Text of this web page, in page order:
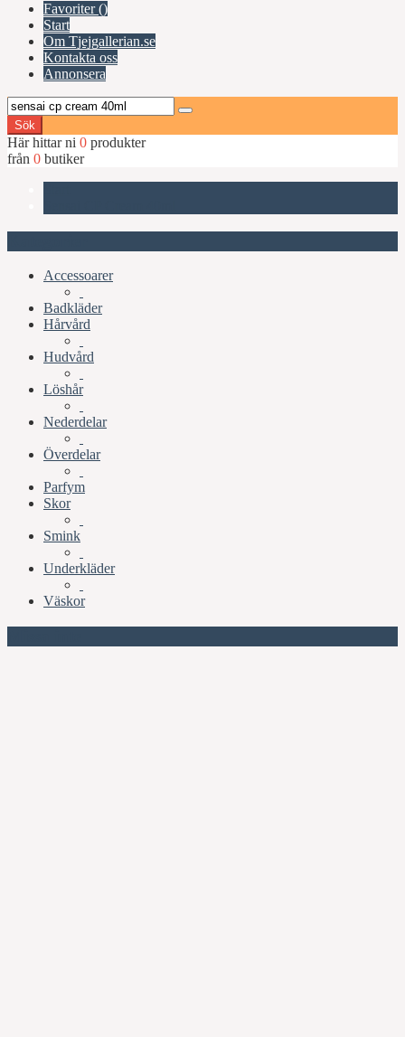
Favoriter ()
Start
Om Tjejgallerian.se
Kontakta oss
Annonsera
Sök
Här hittar ni 0 produkter
från 0 butiker
Accessoarer
Badkläder
Hårvård
Hudvård
Löshår
Nederdelar
Överdelar
Parfym
Skor
Smink
Underkläder
Väskor